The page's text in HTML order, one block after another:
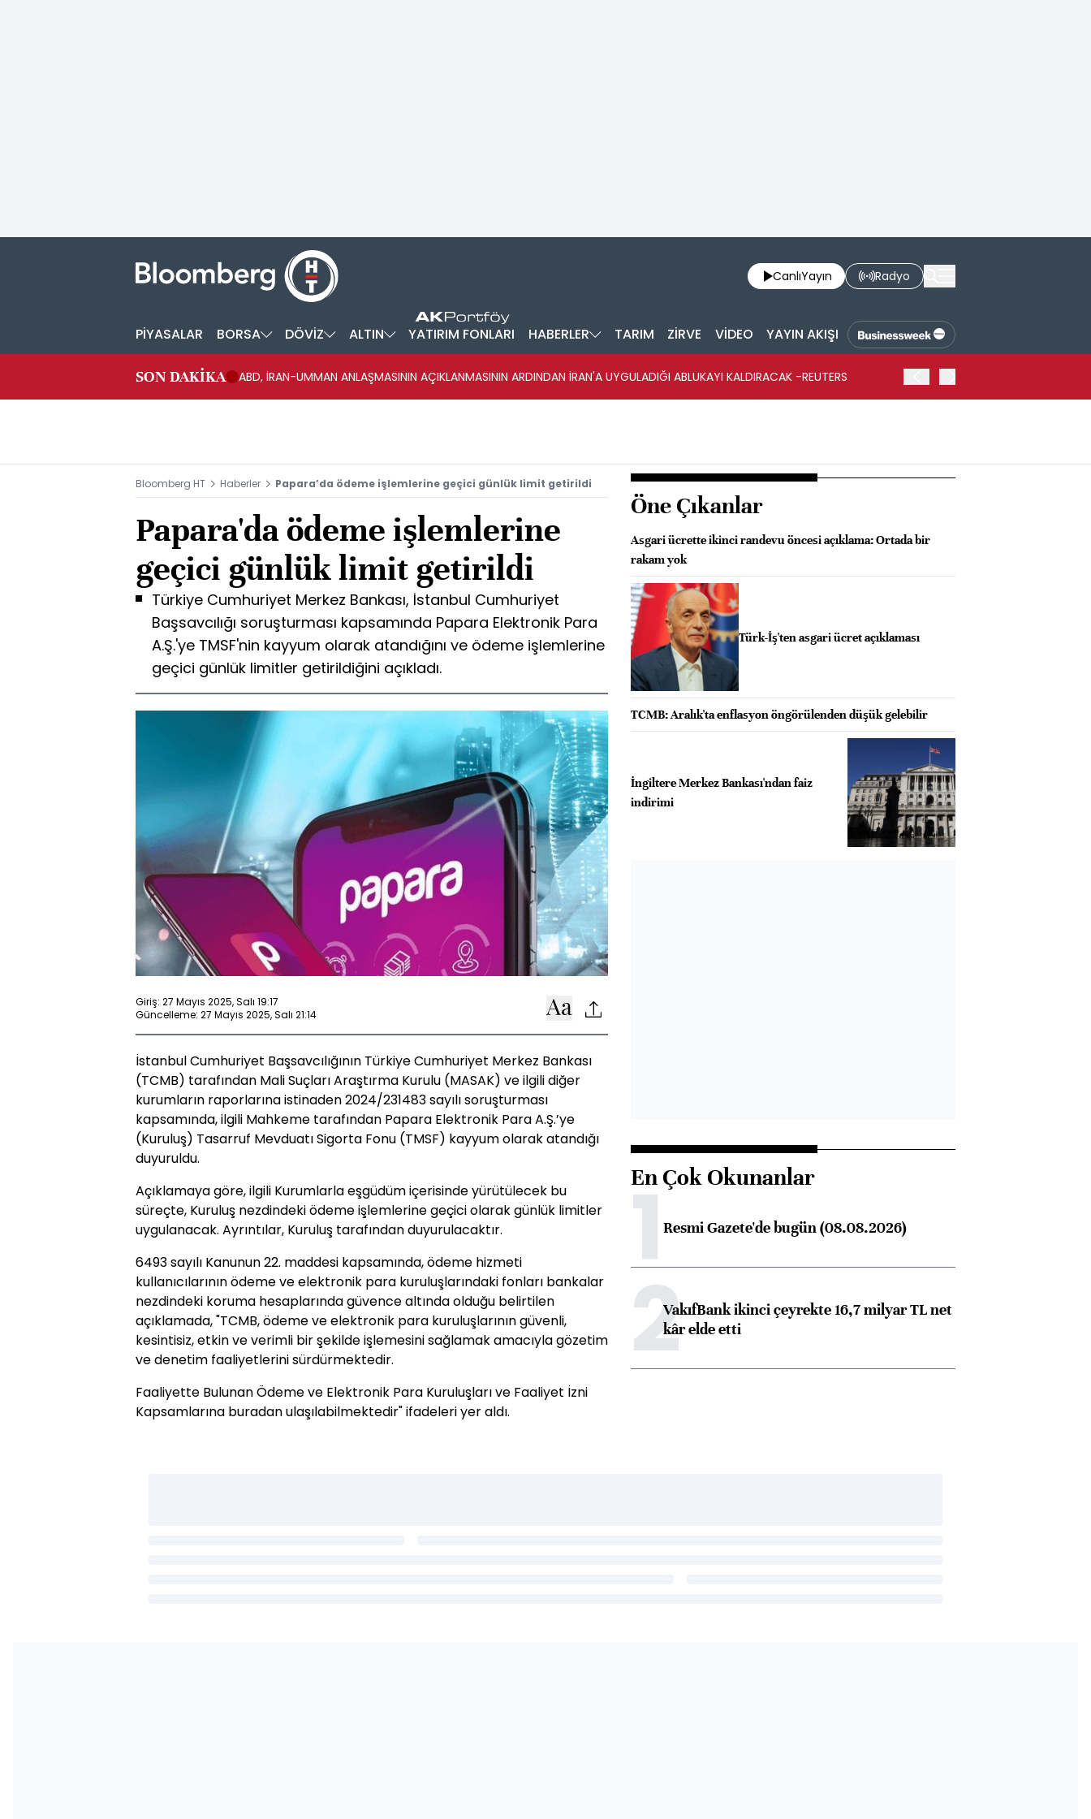
CanlıYayın Radyo
PİYASALAR BORSA DÖVİZ ALTIN YATIRIM FONLARI HABERLER TARIM ZİRVE VİDEO YAYIN AKIŞI
SON DAKİKA ABD, İRAN-UMMAN ANLAŞMASININ AÇIKLANMASININ ARDINDAN İRAN'A UYGULADIĞI ABLUKAYI KALDIRACAK -REUTERS
Bloomberg HT Haberler Papara’da ödeme işlemlerine geçici günlük limit getirildi
Papara'da ödeme işlemlerine
geçici günlük limit getirildi
Türkiye Cumhuriyet Merkez Bankası, İstanbul Cumhuriyet
Başsavcılığı soruşturması kapsamında Papara Elektronik Para
A.Ş.'ye TMSF'nin kayyum olarak atandığını ve ödeme işlemlerine
geçici günlük limitler getirildiğini açıkladı.
Giriş: 27 Mayıs 2025, Salı 19:17
Güncelleme: 27 Mayıs 2025, Salı 21:14
İstanbul Cumhuriyet Başsavcılığının Türkiye Cumhuriyet Merkez Bankası
(TCMB) tarafından Mali Suçları Araştırma Kurulu (MASAK) ve ilgili diğer
kurumların raporlarına istinaden 2024/231483 sayılı soruşturması
kapsamında, ilgili Mahkeme tarafından Papara Elektronik Para A.Ş.’ye
(Kuruluş) Tasarruf Mevduatı Sigorta Fonu (TMSF) kayyum olarak atandığı
duyuruldu.
Açıklamaya göre, ilgili Kurumlarla eşgüdüm içerisinde yürütülecek bu
süreçte, Kuruluş nezdindeki ödeme işlemlerine geçici olarak günlük limitler
uygulanacak. Ayrıntılar, Kuruluş tarafından duyurulacaktır.
6493 sayılı Kanunun 22. maddesi kapsamında, ödeme hizmeti
kullanıcılarının ödeme ve elektronik para kuruluşlarındaki fonları bankalar
nezdindeki koruma hesaplarında güvence altında olduğu belirtilen
açıklamada, "TCMB, ödeme ve elektronik para kuruluşlarının güvenli,
kesintisiz, etkin ve verimli bir şekilde işlemesini sağlamak amacıyla gözetim
ve denetim faaliyetlerini sürdürmektedir.
Faaliyette Bulunan Ödeme ve Elektronik Para Kuruluşları ve Faaliyet İzni
Kapsamlarına buradan ulaşılabilmektedir" ifadeleri yer aldı.
Öne Çıkanlar
Asgari ücrette ikinci randevu öncesi açıklama: Ortada bir
rakam yok
Türk-İş'ten asgari ücret açıklaması
TCMB: Aralık'ta enflasyon öngörülenden düşük gelebilir
İngiltere Merkez Bankası'ndan faiz
indirimi
En Çok Okunanlar
1Resmi Gazete'de bugün (08.08.2026)
2VakıfBank ikinci çeyrekte 16,7 milyar TL net
kâr elde etti